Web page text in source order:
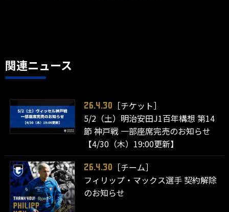
関連ニュース
26.4.30
［チケット］
5/2（土）明治安田J1百年構想 第14
節 神戸戦 一部座席完売のお知らせ
【4/30（木）19:00更新】
26.4.30
［チーム］
フィリップ・マックス選手 契約解除
のお知らせ